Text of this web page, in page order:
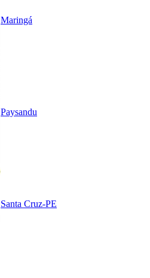
Maringá
Paysandu
Santa Cruz-PE